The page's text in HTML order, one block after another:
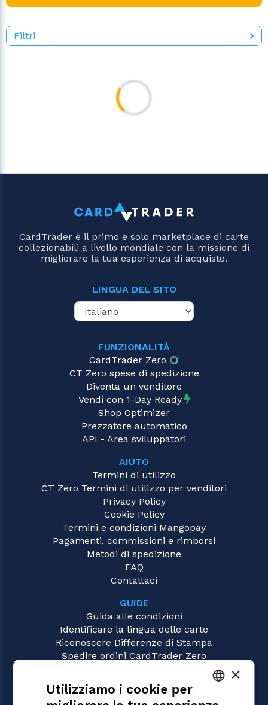
Filtri
CardTrader è il primo e solo marketplace di carte
collezionabili a livello mondiale con la missione di
migliorare la tua esperienza di acquisto.
LINGUA DEL SITO
FUNZIONALITÀ
CardTrader Zero
CT Zero spese di spedizione
Diventa un venditore
Vendi con 1-Day Ready
Shop Optimizer
Prezzatore automatico
API - Area sviluppatori
AIUTO
Termini di utilizzo
CT Zero Termini di utilizzo per venditori
Privacy Policy
Cookie Policy
Termini e condizioni Mangopay
Pagamenti, commissioni e rimborsi
Metodi di spedizione
FAQ
Contattaci
GUIDE
Guida alle condizioni
Identificare la lingua delle carte
Riconoscere Differenze di Stampa
Spedire ordini CardTrader Zero
GIOCHI
×
Utilizziamo i cookie per